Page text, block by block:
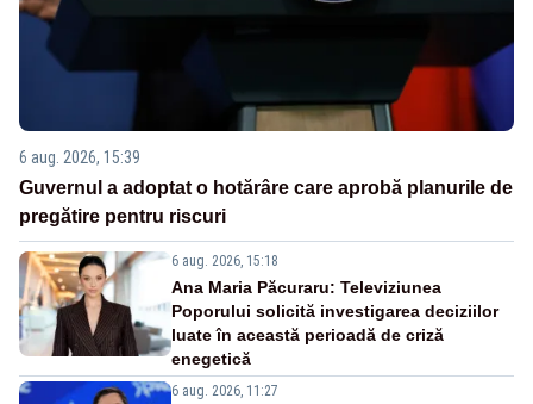
6 aug. 2026, 15:39
Guvernul a adoptat o hotărâre care aprobă planurile de
pregătire pentru riscuri
6 aug. 2026, 15:18
Ana Maria Păcuraru: Televiziunea
Poporului solicită investigarea deciziilor
luate în această perioadă de criză
enegetică
6 aug. 2026, 11:27